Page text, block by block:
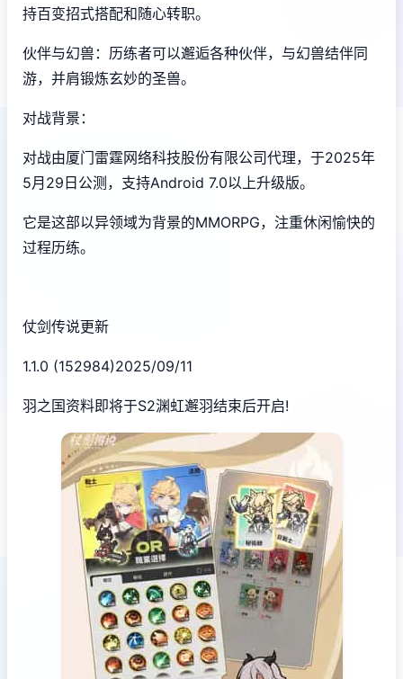
持百变招式搭配和随心转职。
伙伴与幻兽：历练者可以邂逅各种伙伴，与幻兽结伴同
游，并肩锻炼玄妙的圣兽。
对战背景：
对战由厦门雷霆网络科技股份有限公司代理，于2025年
5月29日公测，支持Android 7.0以上升级版。
它是这部以异领域为背景的MMORPG，注重休闲愉快的
过程历练。
仗剑传说更新
1.1.0 (152984)2025/09/11
羽之国资料即将于S2渊虹邂羽结束后开启!